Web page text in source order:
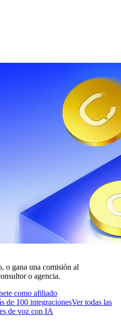
o gana una comisión al
o agencia.
como afiliado
de 100 integracionesVer todas las
de voz con IA